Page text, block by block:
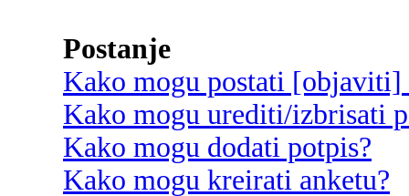
Postanje
Kako mogu postati [objaviti]
Kako mogu urediti/izbrisati
Kako mogu dodati potpis?
Kako mogu kreirati anketu?